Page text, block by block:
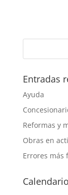
Entradas
Ayuda
Reformas y
Obras en
Errores más
Calendario